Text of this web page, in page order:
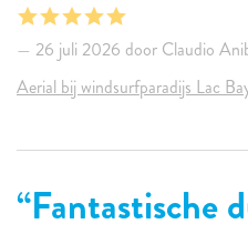
26 juli 2026 door Claudio
Aerial bij windsurfparadijs Lac
Fantastische